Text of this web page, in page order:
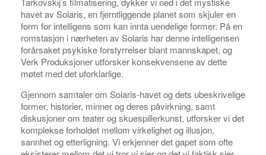
havet av Solaris, en fjerntliggende planet som skjuler en
form for intelligens som kan innta uendelige former. På en
romstasjon i nærheten av Solaris har denne intelligensen
forårsaket psykiske forstyrrelser blant mannskapet, og
Verk Produksjoner utforsker konsekvensene av dette
møtet med det uforklarlige.
Gjennom samtaler om Solaris-havet og dets ubeskrivelige
former, historier, minner og deres påvirkning, samt
diskusjoner om teater og skuespillerkunst, utforsker vi det
komplekse forholdet mellom virkelighet og illusjon,
sannhet og etterligning. Vi erkjenner det gapet som ofte